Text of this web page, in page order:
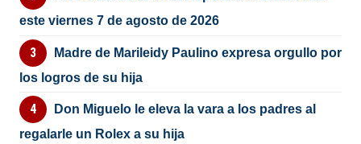
este viernes 7 de agosto de 2026
Madre de Marileidy Paulino expresa orgullo por
los logros de su hija
Don Miguelo le eleva la vara a los padres al
regalarle un Rolex a su hija